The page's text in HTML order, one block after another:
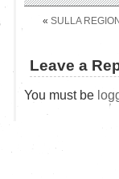
« SULLA
Leave a
You must be